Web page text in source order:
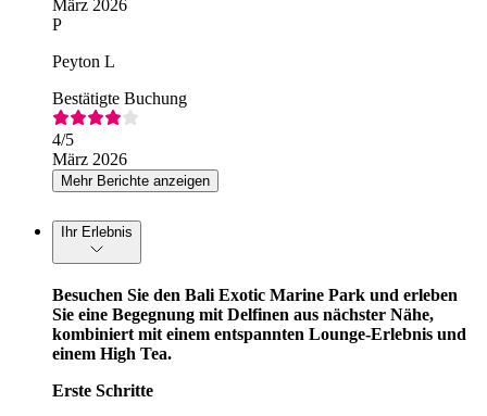
März 2026
P
Peyton L
Bestätigte Buchung
4/5
März 2026
Mehr Berichte anzeigen
Ihr Erlebnis
Besuchen Sie den Bali Exotic Marine Park und erleben
Sie eine Begegnung mit Delfinen aus nächster Nähe,
kombiniert mit einem entspannten Lounge-Erlebnis und
einem High Tea.
Erste Schritte